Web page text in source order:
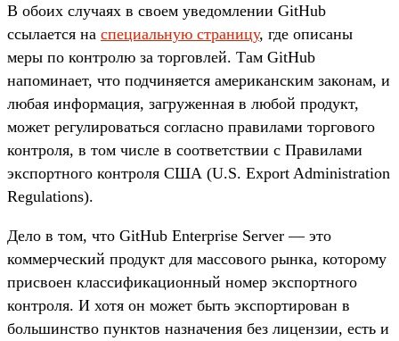
В обоих случаях в своем уведомлении GitHub
ссылается на специальную страницу, где описаны
меры по контролю за торговлей. Там GitHub
напоминает, что подчиняется американским законам, и
любая информация, загруженная в любой продукт,
может регулироваться согласно правилами торгового
контроля, в том числе в соответствии с Правилами
экспортного контроля США (U.S. Export Administration
Regulations).
Дело в том, что GitHub Enterprise Server — это
коммерческий продукт для массового рынка, которому
присвоен классификационный номер экспортного
контроля. И хотя он может быть экспортирован в
большинство пунктов назначения без лицензии, есть и